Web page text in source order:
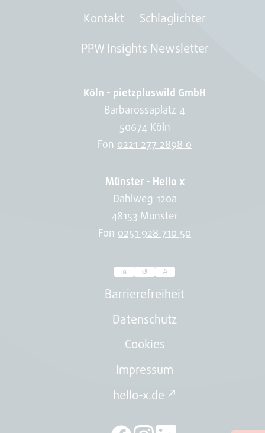
Kontakt Schlaglichter
PPW Insights Newsletter
Köln - pietzpluswild GmbH
Barbarossaplatz 4
50674 Köln
Fon 0221 277 2898 0
Münster - Hello x
Dahlweg 120a
48153 Münster
Fon 0251 928 710 50
Passen
Sie
die
Schriftgröße
Webseite
an.
Auswahl
a ↺ A
Barrierefreiheit
Datenschutz
Cookies
Impressum
hello-x.de ↗